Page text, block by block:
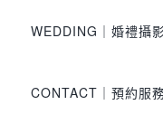
WEDDING｜婚禮攝
CONTACT｜預約服